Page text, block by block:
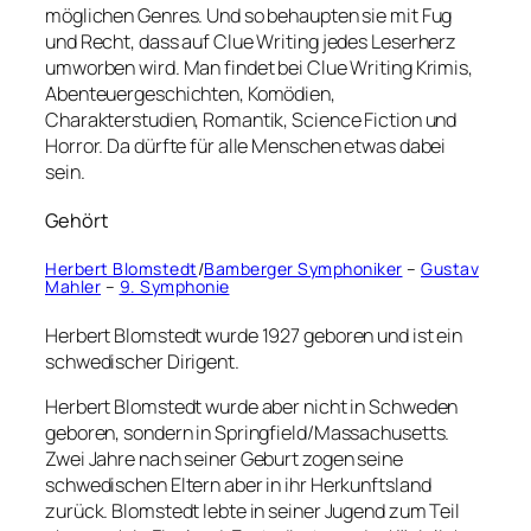
möglichen Genres. Und so behaupten sie mit Fug
und Recht, dass auf Clue Writing jedes Leserherz
umworben wird. Man findet bei Clue Writing Krimis,
Abenteuergeschichten, Komödien,
Charakterstudien, Romantik, Science Fiction und
Horror. Da dürfte für alle Menschen etwas dabei
sein.
Gehört
Herbert Blomstedt/Bamberger Symphoniker – Gustav
Mahler – 9. Symphonie
Herbert Blomstedt wurde 1927 geboren und ist ein
schwedischer Dirigent.
Herbert Blomstedt wurde aber nicht in Schweden
geboren, sondern in Springfield/Massachusetts.
Zwei Jahre nach seiner Geburt zogen seine
schwedischen Eltern aber in ihr Herkunftsland
zurück. Blomstedt lebte in seiner Jugend zum Teil